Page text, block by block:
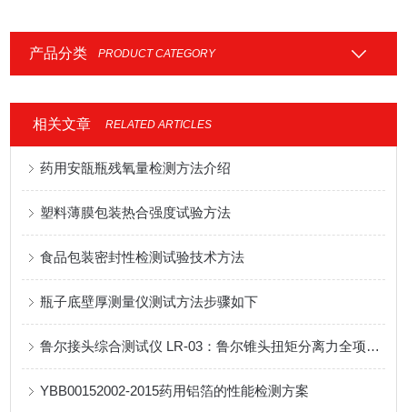
产品分类 PRODUCT CATEGORY
相关文章 RELATED ARTICLES
药用安瓿瓶残氧量检测方法介绍
塑料薄膜包装热合强度试验方法
食品包装密封性检测试验技术方法
瓶子底壁厚测量仪测试方法步骤如下
鲁尔接头综合测试仪 LR-03：鲁尔锥头扭矩分离力全项性能检测设备应用说明
YBB00152002-2015药用铝箔的性能检测方案